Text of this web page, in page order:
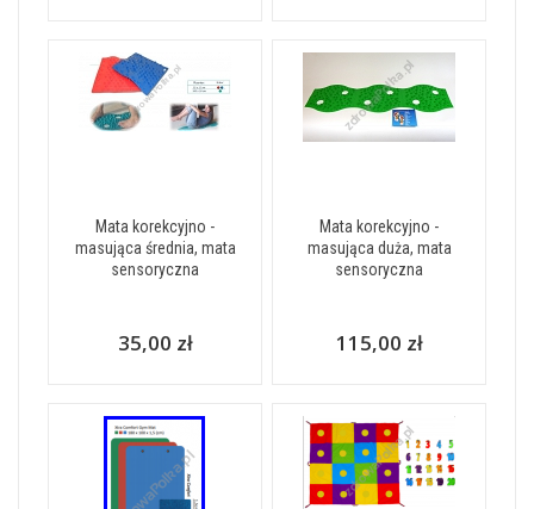
Mata korekcyjno -
masująca średnia, mata
sensoryczna
35,00 zł
Mata korekcyjno -
masująca duża, mata
sensoryczna
115,00 zł